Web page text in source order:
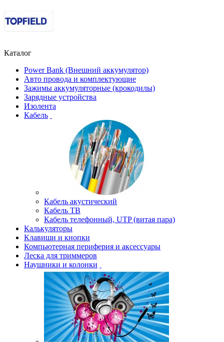
Каталог
Power Bank (Внешний аккумулятор)
Авто провода и комплектующие
Зажимы аккумуляторные (крокодилы)
Зарядные устройства
Изолента
Кабель
Кабель акустический
Кабель ТВ
Кабель телефонный, UTP (витая пара)
Калькуляторы
Клавиши и кнопки
Компьютерная периферия и аксессуары
Леска для триммеров
Наушники и колонки